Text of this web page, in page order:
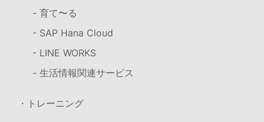
- 育て〜る
- SAP Hana Cloud
- LINE WORKS
- 生活情報関連サービス
・トレーニング